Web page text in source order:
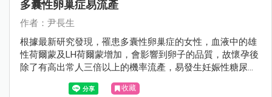
多囊性卵巢症易流產
作者：尹長生
根據最新研究發現，罹患多囊性卵巢症的女性，血液中的雄
性荷爾蒙及LH荷爾蒙增加，會影響到卵子的品質，故懷孕後
除了有高出常人三倍以上的機率流產，易發生妊娠性糖尿病
及高血壓之外，同時也容易難產。
收藏